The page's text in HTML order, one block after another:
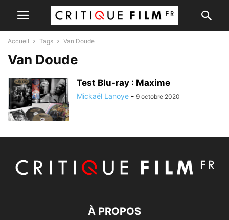
Accueil Tags Van Doude
Van Doude
Test Blu-ray : Maxime
Mickaël Lanoye - 9 octobre 2020
À PROPOS